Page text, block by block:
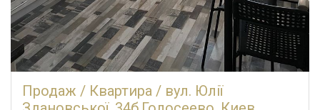
Продаж / Квартира / вул. Юлії